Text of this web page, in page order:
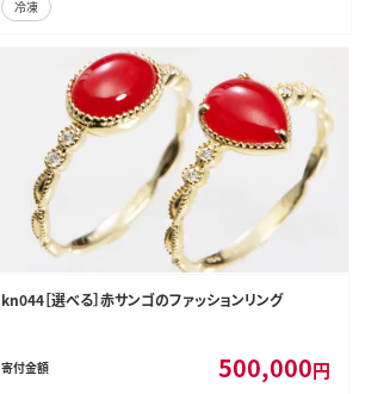
冷凍
kn044［選べる］赤サンゴのファッションリング
寄付金額 500,000円